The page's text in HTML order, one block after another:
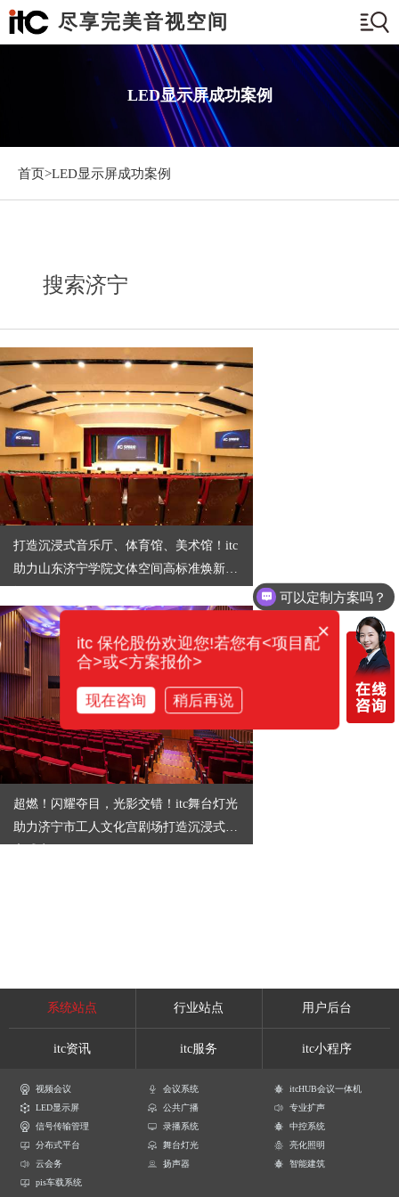
尽享完美音视空间
LED显示屏成功案例
首页>LED显示屏成功案例
搜索济宁
打造沉浸式音乐厅、体育馆、美术馆！itc
助力山东济宁学院文体空间高标准焕新升
超燃！闪耀夺目，光影交错！itc舞台灯光
助力济宁市工人文化宫剧场打造沉浸式感
系统站点 行业站点 用户后台
itc资讯 itc服务 itc小程序
视频会议 会议系统
itcHUB会议一体机
LED显示屏
公共广播
专业扩声
信号传输管理
录播系统
中控系统
分布式平台
舞台灯光
亮化照明
云会务
扬声器
智能建筑
pis车载系统
可以定制方案吗？
×
itc 保伦股份欢迎您!若您有<项目配
合>或<方案报价>
现在咨询 稍后再说